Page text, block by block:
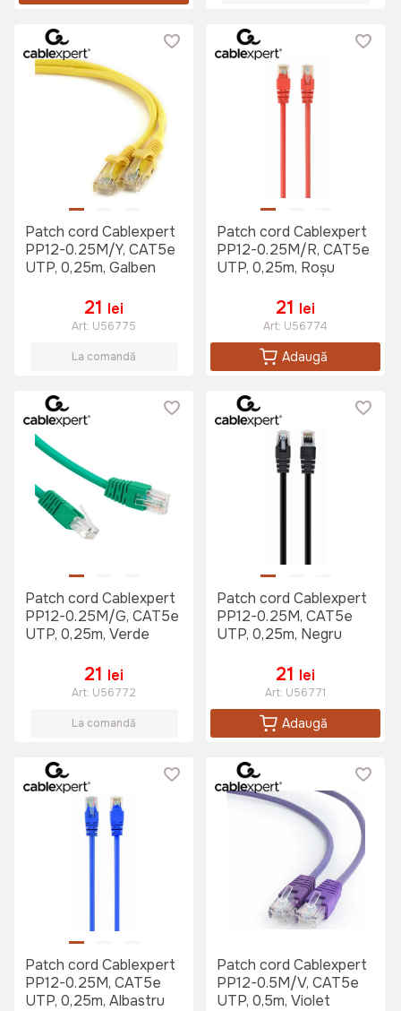
Patch cord Cablexpert
PP12-0.25M/Y, CAT5e
UTP, 0,25m, Galben
21 lei
Art: U56775
La comandă
Patch cord Cablexpert
PP12-0.25M/R, CAT5e
UTP, 0,25m, Roșu
21 lei
Art: U56774
Adaugă
Patch cord Cablexpert
PP12-0.25M/G, CAT5e
UTP, 0,25m, Verde
21 lei
Art: U56772
La comandă
Patch cord Cablexpert
PP12-0.25M, CAT5e
UTP, 0,25m, Negru
21 lei
Art: U56771
Adaugă
Patch cord Cablexpert
PP12-0.25M, CAT5e
UTP, 0,25m, Albastru
Patch cord Cablexpert
PP12-0.5M/V, CAT5e
UTP, 0,5m, Violet